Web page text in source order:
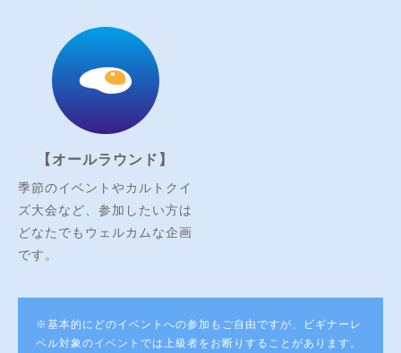
【オールラウンド】
季節のイベントやカルトクイ
ズ大会など、参加したい方は
どなたでもウェルカムな企画
です。
※基本的にどのイベントへの参加もご自由ですが、ビギナーレ
ベル対象のイベントでは上級者をお断りすることがあります。